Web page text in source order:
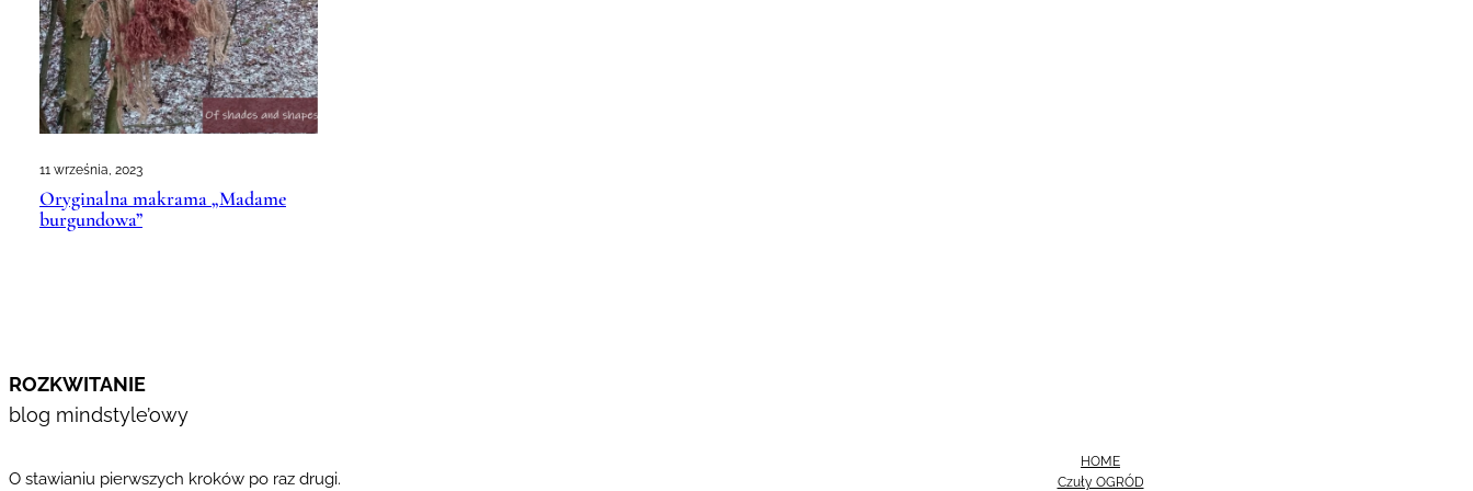
11 września, 2023
Oryginalna makrama „Madame
burgundowa”
ROZKWITANIE
blog mindstyle’owy
O stawianiu pierwszych kroków po raz drugi.
HOME
Czuły OGRÓD